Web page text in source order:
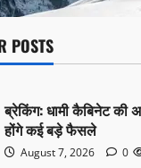
POSTS
ब्रेकिंग: धामी कैबिनेट
होंगे कई बड़े फैसले
August 7, 2026 0